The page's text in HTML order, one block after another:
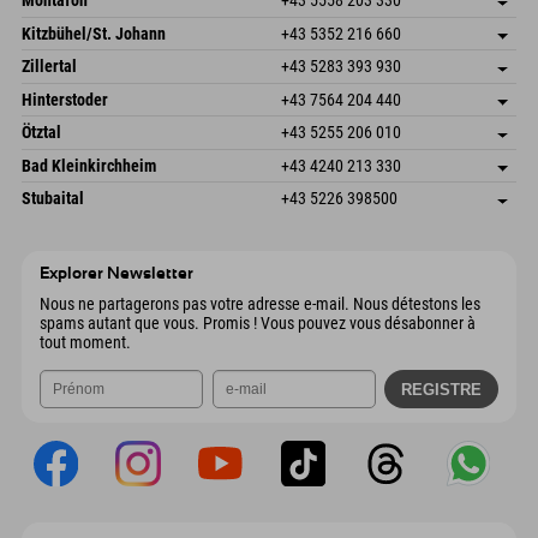
Dorfstr. 127b
6793 Gaschurn/Montafon
Autriche
Enregistrer l'adresse
Informations d'arrivée
Réservation
Kitzbühel/St. Johann +43 5352 216 660
Speckbacherstraße 87
Autriche
Enregistrer l'adresse
Réservation
Zillertal +43 5283 393 930
Schmiedau 2
6272 Kaltenbach im Zillertal
Autriche
Enregistrer l'adresse
Informations d'arrivée
Réservation
Hinterstoder +43 7564 204 440
Freizeitpark 10
Autriche
Enregistrer l'adresse
Réservation
Ötztal +43 5255 206 010
Gscheat 14
6441 Umhausen
Autriche
Enregistrer l'adresse
Informations d'arrivée
Réservation
Bad Kleinkirchheim +43 4240 213 330
Dorfstraße 24
Enregistrer l'adresse
Stubaital +43 5226 398500
Explorer Newsletter
Nous ne partagerons pas votre adresse e-mail. Nous détestons les
spams autant que vous. Promis ! Vous pouvez vous désabonner à
tout moment.